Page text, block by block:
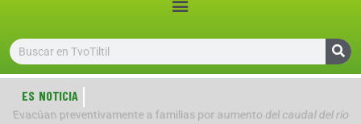
ES NOTICIA
Evacúan preventivamente a familias por aumento del caudal del río